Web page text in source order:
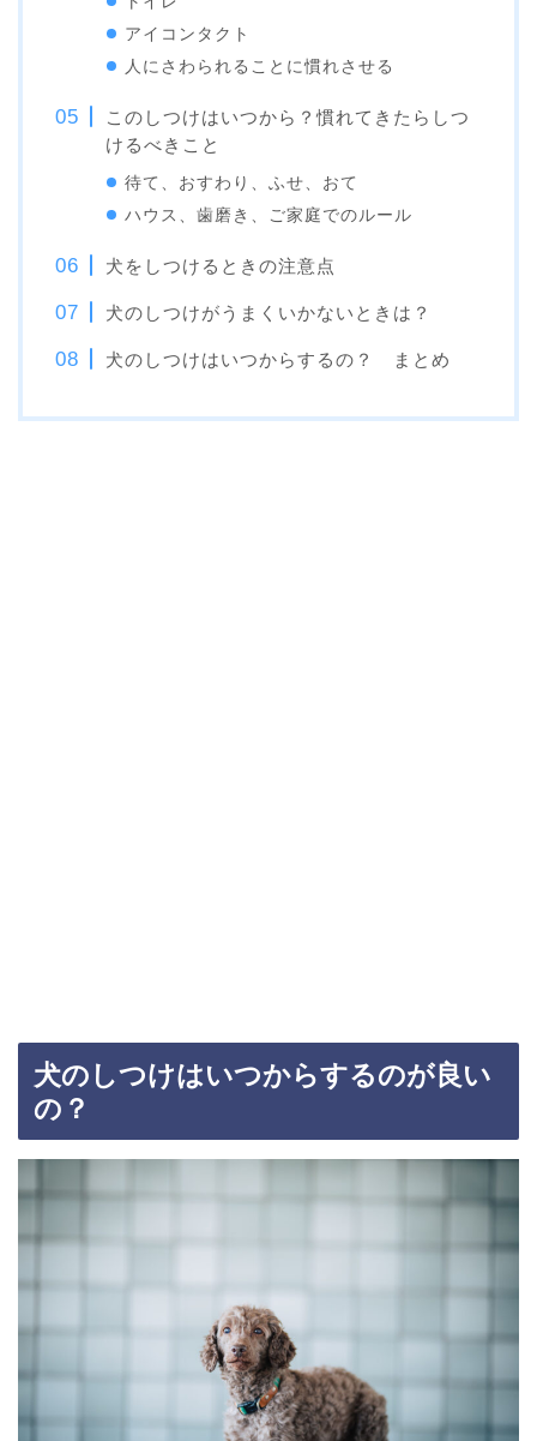
アイコンタクト
人にさわられることに慣れさせる
このしつけはいつから？慣れてきたらしつ
けるべきこと
待て、おすわり、ふせ、おて
ハウス、歯磨き、ご家庭でのルール
犬をしつけるときの注意点
犬のしつけがうまくいかないときは？
犬のしつけはいつからするの？ まとめ
犬のしつけはいつからするのが良い
の？